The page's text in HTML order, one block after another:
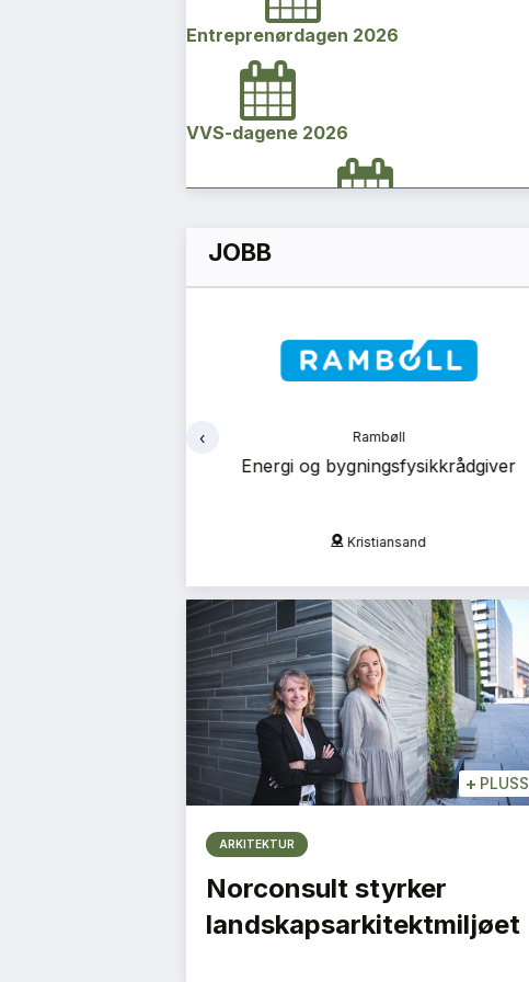
Entreprenørdagen 2026
VVS-dagene 2026
Vi Bygger Vestland 2026
Byggenæringens Klimakonferanse 2026
JOBB
Rambøll
Energi og bygningsfysikkrådgiver
Kristiansand
‹
+ PLUSS
ARKITEKTUR
Norconsult styrker
landskapsarkitektmiljøet